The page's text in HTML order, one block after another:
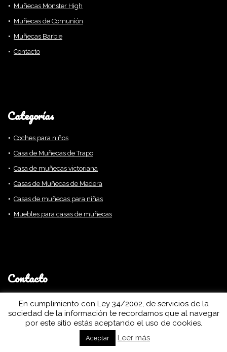
Muñecas Monster High
Muñecas de Comunión
Muñecas Barbie
Contacto
Categorías
Coches para niños
Casa de Muñecas de Trapo
Casa de muñecas victoriana
Casas de Muñecas de Madera
Casas de muñecas para niñas
Muebles para casas de muñecas
Contacto
Tienes alguna duda, o quieres que te asesoremos a la hora de
hacer tu compra? Puedes hacerlo a través de nuestra página de
TRABAJAMOS CON AMAZON:
En cumplimiento con Ley 34/2002, de servicios de la
sociedad de la información te recordamos que al navegar
por este sitio estás aceptando el uso de cookies.
Aceptar Leer más